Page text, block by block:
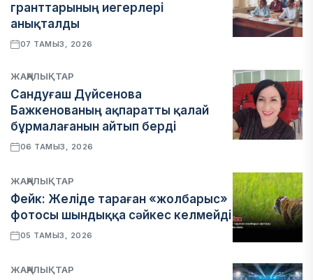
гранттарының иегерлері
анықталды
07 ТАМЫЗ, 2026
ЖАҢАЛЫҚТАР
Сандуғаш Дүйсенова
Бажкенованың ақпаратты қалай
бұрмалағанын айтып берді
06 ТАМЫЗ, 2026
ЖАҢАЛЫҚТАР
Фейк: Желіде тараған «жолбарыс»
фотосы шындыққа сәйкес келмейді
05 ТАМЫЗ, 2026
ЖАҢАЛЫҚТАР